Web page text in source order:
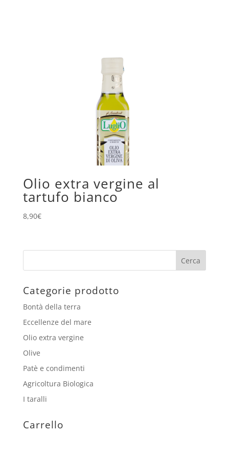
Olio extra vergine al
tartufo bianco
8,90€
Categorie prodotto
Bontà della terra
Eccellenze del mare
Olio extra vergine
Olive
Patè e condimenti
Agricoltura Biologica
I taralli
Carrello